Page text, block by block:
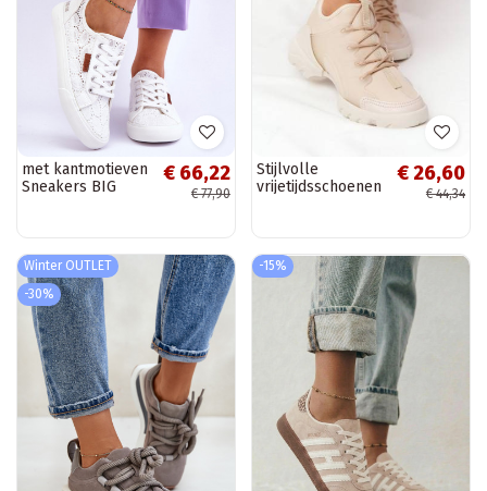
met kantmotieven
Sneakers BIG
€ 66,22
€ 77,90
Stijlvolle
vrijetijdsschoenen
€ 26,60
€ 44,34
Winter OUTLET
-30%
-15%